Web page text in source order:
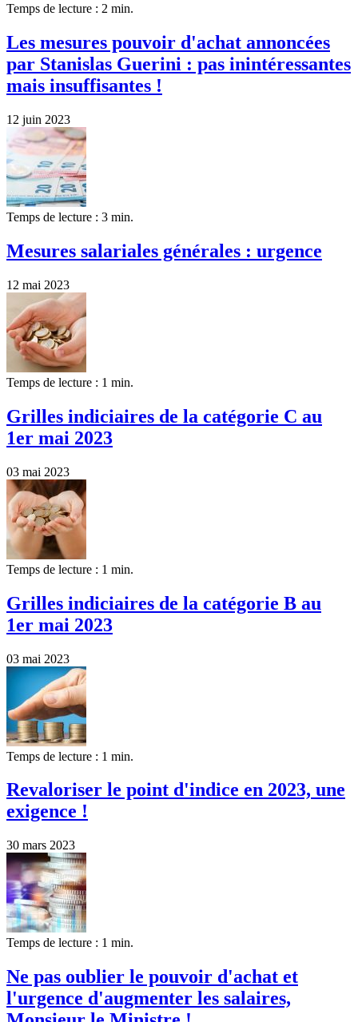
Temps de lecture : 2 min.
Les mesures pouvoir d'achat annoncées
par Stanislas Guerini : pas inintéressantes
mais insuffisantes !
12 juin 2023
Temps de lecture : 3 min.
Mesures salariales générales : urgence
12 mai 2023
Temps de lecture : 1 min.
Grilles indiciaires de la catégorie C au
1er mai 2023
03 mai 2023
Temps de lecture : 1 min.
Grilles indiciaires de la catégorie B au
1er mai 2023
03 mai 2023
Temps de lecture : 1 min.
Revaloriser le point d'indice en 2023, une
exigence !
30 mars 2023
Temps de lecture : 1 min.
Ne pas oublier le pouvoir d'achat et
l'urgence d'augmenter les salaires,